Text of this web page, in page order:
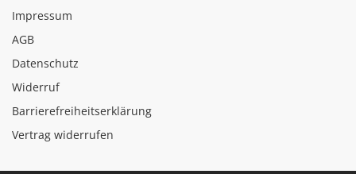
Impressum
AGB
Datenschutz
Widerruf
Barrierefreiheitserklärung
Vertrag widerrufen